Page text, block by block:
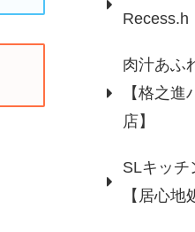
Recess.h
肉汁あふ
【格之
店】
SLキッチ
【居心地